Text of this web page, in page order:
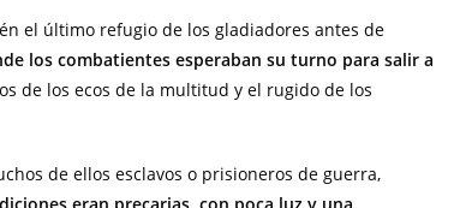
el último refugio de los gladiadores antes de
los combatientes esperaban su turno para salir a
de los ecos de la multitud y el rugido de los
de ellos esclavos o prisioneros de guerra,